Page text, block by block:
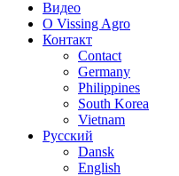
Видео
О Vissing Agro
Контакт
Contact
Germany
Philippines
South Korea
Vietnam
Русский
Dansk
English